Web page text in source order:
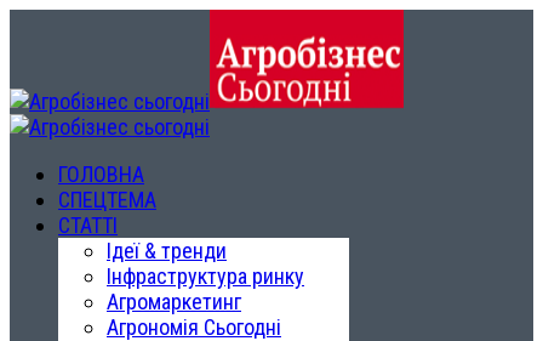
ГОЛОВНА
СПЕЦТЕМА
СТАТТІ
Ідеї & тренди
Інфраструктура ринку
Агромаркетинг
Агрономія Сьогодні